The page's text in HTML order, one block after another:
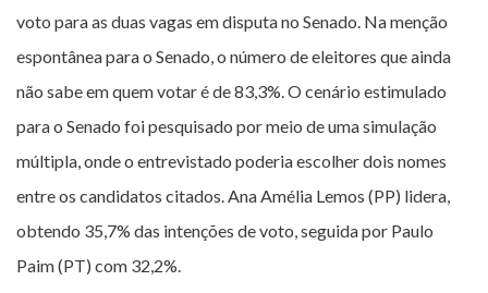
voto para as duas vagas em disputa no Senado. Na menção
espontânea para o Senado, o número de eleitores que ainda
não sabe em quem votar é de 83,3%. O cenário estimulado
para o Senado foi pesquisado por meio de uma simulação
múltipla, onde o entrevistado poderia escolher dois nomes
entre os candidatos citados. Ana Amélia Lemos (PP) lidera,
obtendo 35,7% das intenções de voto, seguida por Paulo
Paim (PT) com 32,2%.